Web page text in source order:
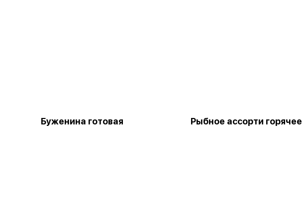
Буженина готовая Рыбное ассорти горячее